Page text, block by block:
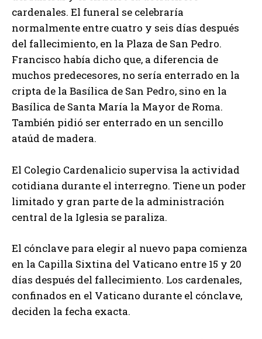
cardenales. El funeral se celebraría
normalmente entre cuatro y seis días después
del fallecimiento, en la Plaza de San Pedro.
Francisco había dicho que, a diferencia de
muchos predecesores, no sería enterrado en la
cripta de la Basílica de San Pedro, sino en la
Basílica de Santa María la Mayor de Roma.
También pidió ser enterrado en un sencillo
ataúd de madera.
El Colegio Cardenalicio supervisa la actividad
cotidiana durante el interregno. Tiene un poder
limitado y gran parte de la administración
central de la Iglesia se paraliza.
El cónclave para elegir al nuevo papa comienza
en la Capilla Sixtina del Vaticano entre 15 y 20
días después del fallecimiento. Los cardenales,
confinados en el Vaticano durante el cónclave,
deciden la fecha exacta.